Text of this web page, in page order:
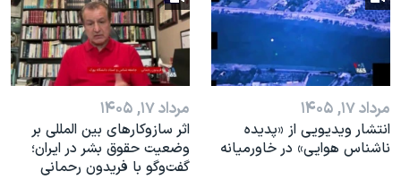
مرداد ۱۷, ۱۴۰۵
انتشار ویدیویی از «پدیده‌
ناشناس هوایی» در خاورمیانه
مرداد ۱۷, ۱۴۰۵
اثر ساز‌و‌کارهای بین المللی بر
وضعیت حقوق بشر در ایران؛
گفت‌وگو با فریدون رحمانی